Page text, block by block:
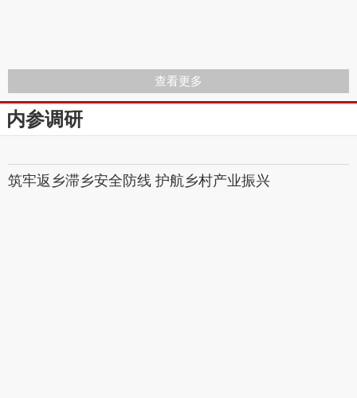
查看更多
内参调研
筑牢返乡滞乡安全防​线 护航乡村产业振兴